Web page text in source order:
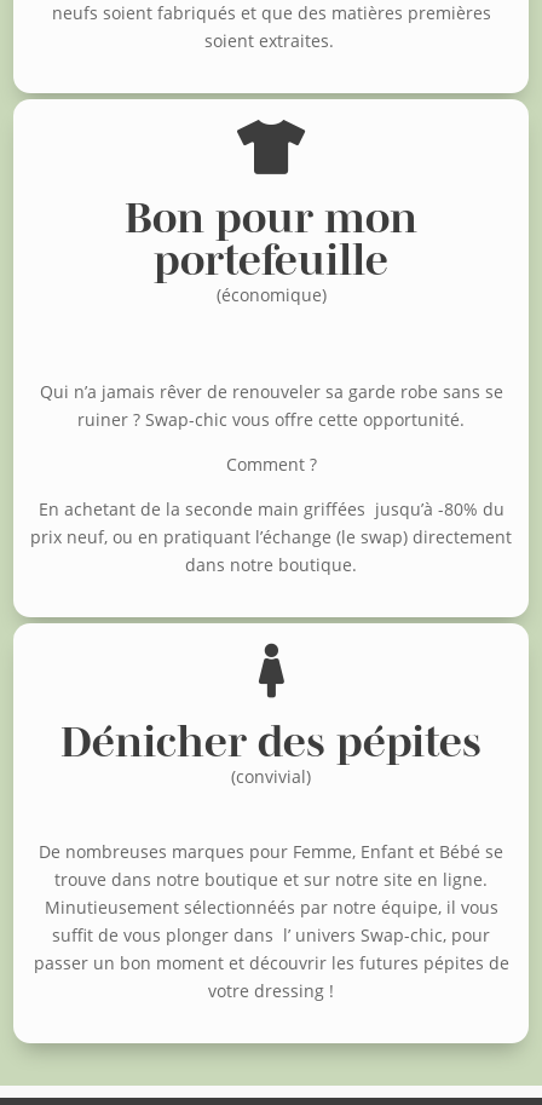
neufs soient fabriqués et que des matières premières
soient extraites.

Bon pour mon
portefeuille
(économique)
Qui n’a jamais rêver de renouveler sa garde robe sans se
ruiner ? Swap-chic vous offre cette opportunité.
Comment ?
En achetant de la seconde main griffées jusqu’à -80% du
prix neuf, ou en pratiquant l’échange (le swap) directement
dans notre boutique.

Dénicher des pépites
(convivial)
De nombreuses marques pour Femme, Enfant et Bébé se
trouve dans notre boutique et sur notre site en ligne.
Minutieusement sélectionnéés par notre équipe, il vous
suffit de vous plonger dans l’ univers Swap-chic, pour
passer un bon moment et découvrir les futures pépites de
votre dressing !